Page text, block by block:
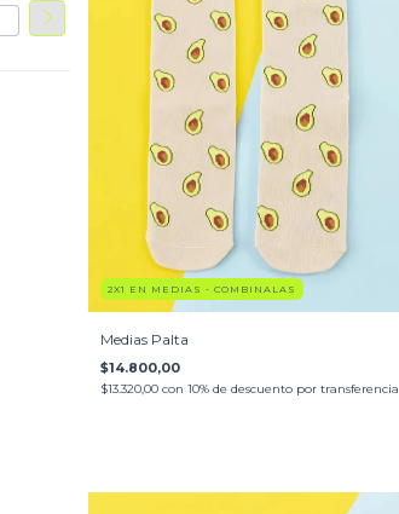
2X1 EN MEDIAS - COMBINALAS
Medias Palta
$14.800,00
$13.320,00 con 10% de descuento por transferencia